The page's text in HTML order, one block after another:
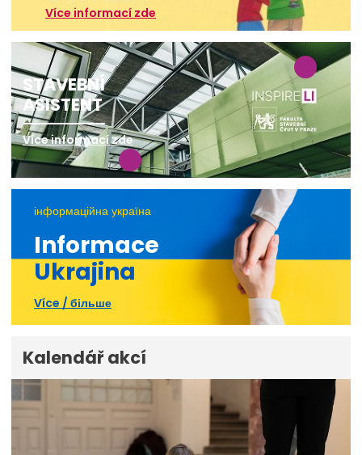
Více informací zde
STAVEBNÍ
ASISTENT
Více informací zde
інформаційна україна
Informace
Ukrajina
Více / більше
Kalendář akcí